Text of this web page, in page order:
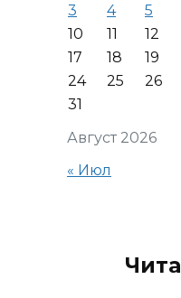
Август 2026
3
4 5
10
11 12
17
18 19
24
25 26
31
« Июл